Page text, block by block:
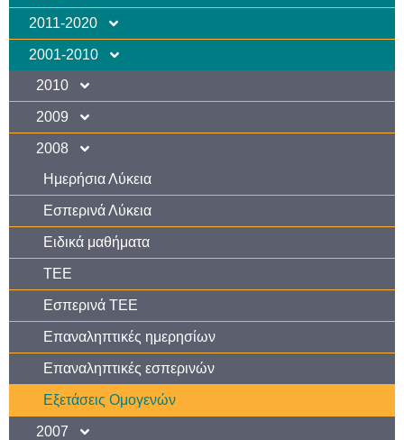
2011-2020
2001-2010
2010
2009
2008
Ημερήσια Λύκεια
Εσπερινά Λύκεια
Ειδικά μαθήματα
TEE
Εσπερινά ΤΕΕ
Επαναληπτικές ημερησίων
Επαναληπτικές εσπερινών
Εξετάσεις Ομογενών
2007